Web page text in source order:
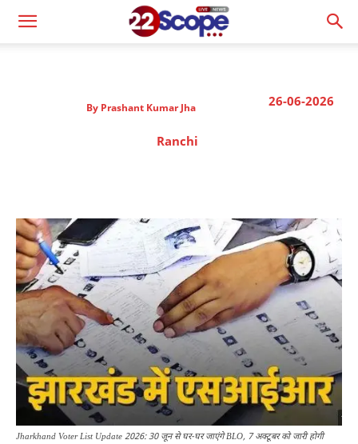
26-06-2026
By Prashant Kumar Jha
Ranchi
Jharkhand Voter List Update 2026: 30 जून से घर-घर जाएंगे BLO, 7 अक्टूबर को जारी होगी